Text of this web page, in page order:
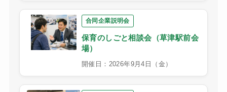
合同企業説明会
保育のしごと相談会（草津駅前会
場）
開催日：2026年9月4日（金）